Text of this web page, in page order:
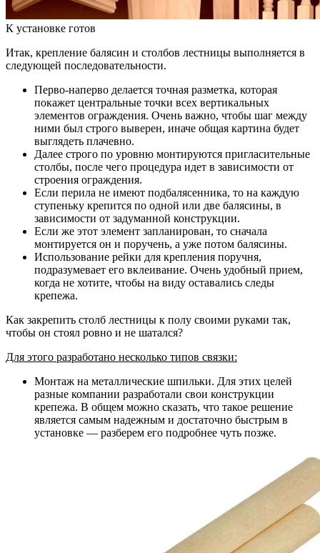
К установке готов
Итак, крепление балясин и столбов лестницы выполняется в
следующей последовательности.
Перво-наперво делается точная разметка, которая
покажет центральные точки всех вертикальных
элементов ограждения. Очень важно, чтобы шаг между
ними был строго выверен, иначе общая картина будет
выглядеть плачевно.
Далее строго по уровню монтируются пригласительные
столбы, после чего процедура идет в зависимости от
строения ограждения.
Если перила не имеют подбалясенника, то на каждую
ступеньку крепится по одной или две балясины, в
зависимости от задуманной конструкции.
Если же этот элемент запланирован, то сначала
монтируется он и поручень, а уже потом балясины.
Использование рейки для крепления поручня,
подразумевает его вклеивание. Очень удобный прием,
когда не хотите, чтобы на виду оставались следы
крепежа.
Как закрепить столб лестницы к полу своими руками так,
чтобы он стоял ровно и не шатался?
Для этого разработано несколько типов связки:
Монтаж на металлические шпильки. Для этих целей
разные компании разработали свои конструкции
крепежа. В общем можно сказать, что такое решение
является самым надежным и достаточно быстрым в
установке — разберем его подробнее чуть позже.